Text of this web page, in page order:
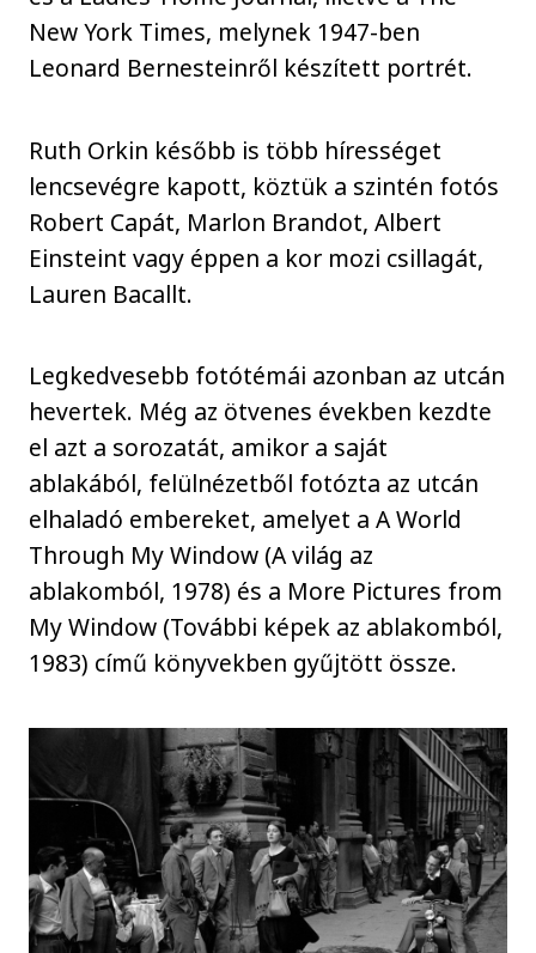
New York Times, melynek 1947-ben
Leonard Bernesteinről készített portrét.
Ruth Orkin később is több hírességet
lencsevégre kapott, köztük a szintén fotós
Robert Capát, Marlon Brandot, Albert
Einsteint vagy éppen a kor mozi csillagát,
Lauren Bacallt.
Legkedvesebb fotótémái azonban az utcán
hevertek. Még az ötvenes években kezdte
el azt a sorozatát, amikor a saját
ablakából, felülnézetből fotózta az utcán
elhaladó embereket, amelyet a A World
Through My Window (A világ az
ablakomból, 1978) és a More Pictures from
My Window (További képek az ablakomból,
1983) című könyvekben gyűjtött össze.